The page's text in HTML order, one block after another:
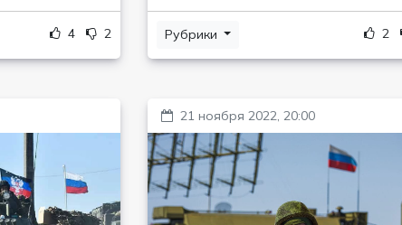
4 2 Рубрики 2
21 ноября 2022, 20:00